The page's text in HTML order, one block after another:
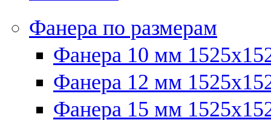
Фанера по размерам
Фанера 10 мм
Фанера 12 мм
Фанера 15 мм